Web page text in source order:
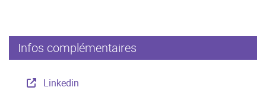
Infos complémentaires
Linkedin